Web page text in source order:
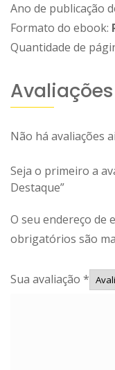
Ano de publicação
Formato do ebook:
Quantidade de
Avaliações
Não há avaliações
Seja o primeiro a
Destaque”
O seu endereço de
obrigatórios são
Sua avaliação *